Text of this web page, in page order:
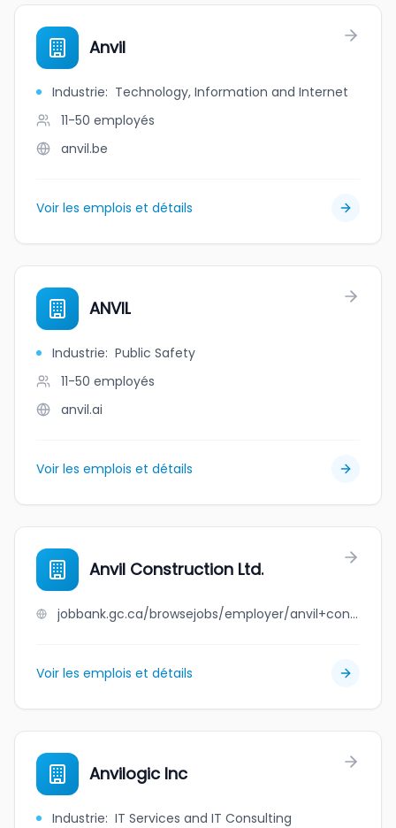
Anvil
Industrie: Technology, Information and Internet
11-50 employés
anvil.be
Voir les emplois et détails
ANVIL
Industrie: Public Safety
11-50 employés
anvil.ai
Voir les emplois et détails
Anvil Construction Ltd.
jobbank.gc.ca/browsejobs/employer/anvil+construction+ltd./ca
Voir les emplois et détails
Anvilogic Inc
Industrie: IT Services and IT Consulting